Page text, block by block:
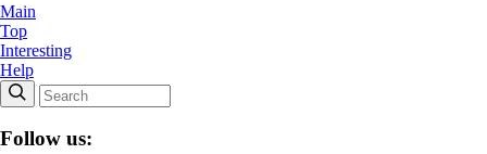
Main
Top
Interesting
Help
Follow us: